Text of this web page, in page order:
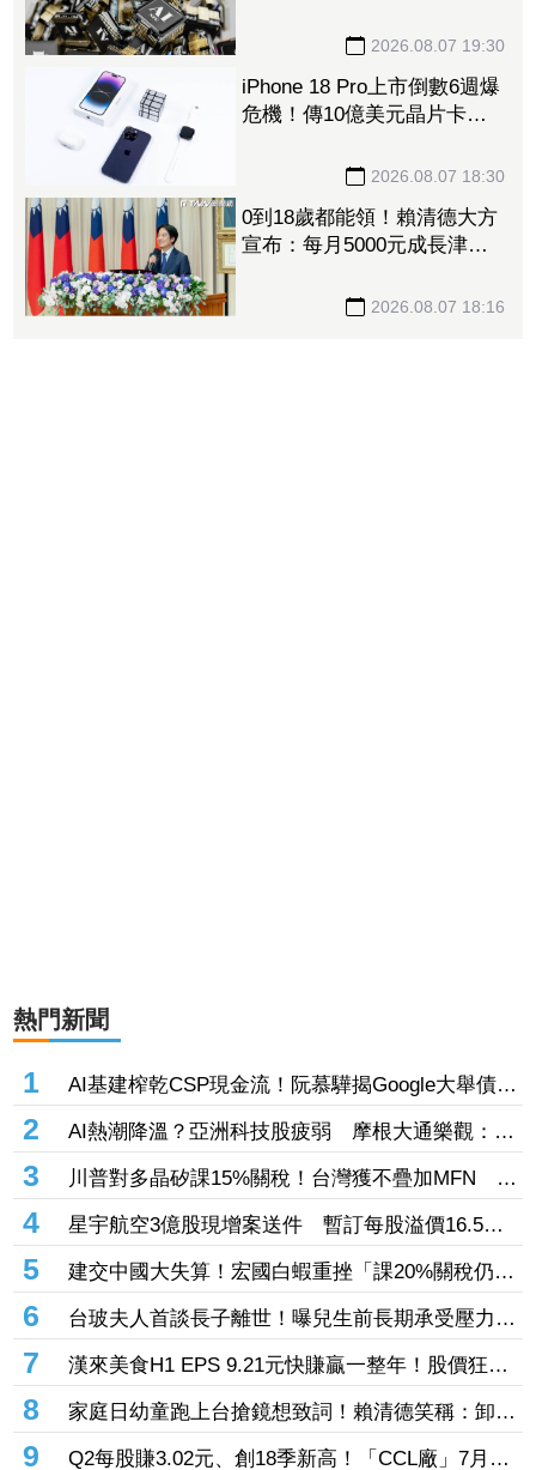
2026.08.07 19:30
iPhone 18 Pro上市倒數6週爆
危機！傳10億美元晶片卡封
2026.08.07 18:30
0到18歲都能領！賴清德大方
宣布：每月5000元成長津
2026.08.07 18:16
熱門新聞
1
AI基建榨乾CSP現金流！阮慕驊揭Google大舉債衝
擊
2
AI熱潮降溫？亞洲科技股疲弱 摩根大通樂觀：長
期投資趨勢未變
3
川普對多晶矽課15%關稅！台灣獲不疊加MFN 行
政院：對台影響有限
4
星宇航空3億股現增案送件 暫訂每股溢價16.5
元、預計募資49.5億元
5
建交中國大失算！宏國白蝦重挫「課20%關稅仍要
賣台灣」 外媒曝出口量差4倍
6
台玻夫人首談長子離世！曝兒生前長期承受壓力
喪子後她悲痛足不出戶
7
漢來美食H1 EPS 9.21元快賺贏一整年！股價狂飆
7％創3年來新高 「最難訂Buffet」瘋狂吸金
8
家庭日幼童跑上台搶鏡想致詞！賴清德笑稱：卸任
後再交棒給你
9 Q2每股賺3.02元、創18季新高！「CCL廠」7月營